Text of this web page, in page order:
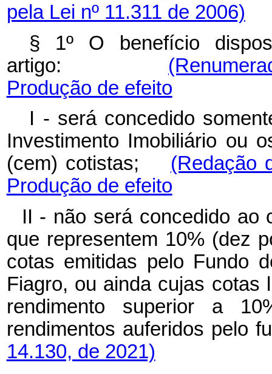
pela Lei nº 11.311 de 2006)
§ 1º O benefício
artigo:
Produção de efeito
I - será concedido
Investimento Imobiliário ou
(cem) cotistas;
(Redação
Produção de efeito
II - não será concedido ao
que representem 10% (dez
cotas emitidas pelo Fundo
Fiagro, ou ainda cujas cotas
rendimento superior a
rendimentos auferidos
14.130, de 2021)